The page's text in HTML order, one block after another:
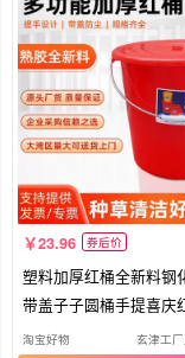
23.96 券后价
塑料加厚红桶全新料钢
带盖子子圆桶手提喜庆
桶洗
淘宝好物 玄津工厂